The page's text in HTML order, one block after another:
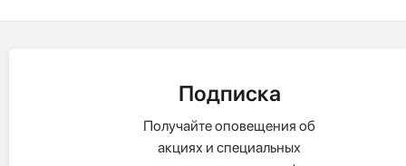
Подписка
Получайте оповещения об
акциях и специальных